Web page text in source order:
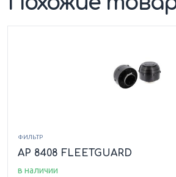
ФИЛЬТР
AP 8408 FLEETGUARD
в наличии